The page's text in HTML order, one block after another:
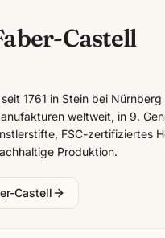
Castell
1761 in Stein bei
weltweit, in 9.
FSC-zertifiziertes
Produktion.
Castell